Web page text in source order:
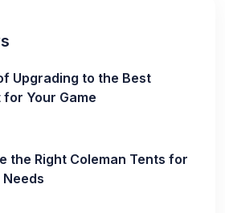
Upgrading to the Best
Your Game
the Right Coleman Tents for
Needs